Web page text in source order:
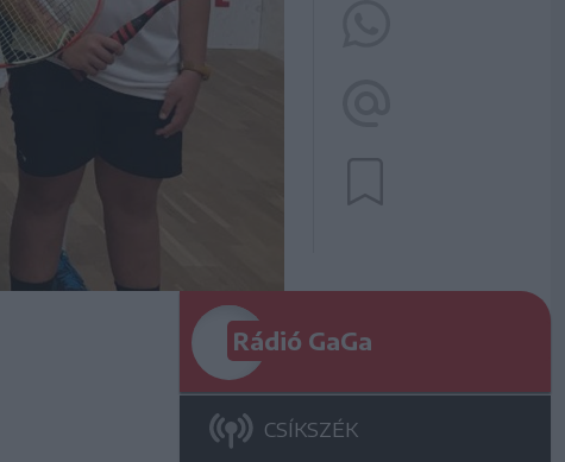
Rádió GaGa
CSÍKSZÉK